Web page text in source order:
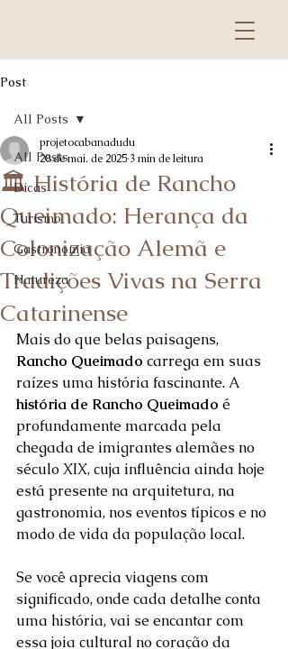
Post
All Posts
Dicas
Turismo
Gastronomia
Natureza
All Posts
🏛️ História de Rancho
Queimado: Herança da
Colonização Alemã e
Tradições Vivas na Serra
Catarinense
projetocabanadudu
28 de mai. de 2025 3 min de leitura
Mais do que belas paisagens,
Rancho Queimado carrega em suas
raízes uma história fascinante. A
história de Rancho Queimado é
profundamente marcada pela
chegada de imigrantes alemães no
século XIX, cuja influência ainda hoje
está presente na arquitetura, na
gastronomia, nos eventos típicos e no
modo de vida da população local.
Se você aprecia viagens com
significado, onde cada detalhe conta
uma história, vai se encantar com
essa joia cultural no coração da